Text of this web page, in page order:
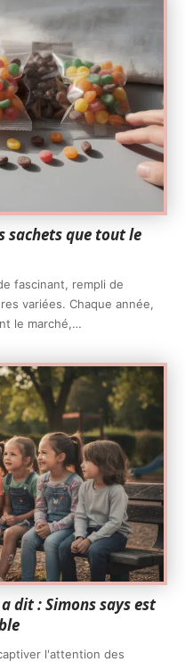
sachets que tout le
fascinant, rempli de
variées. Chaque année,
le marché,…
dit : Simons says est
l'attention des